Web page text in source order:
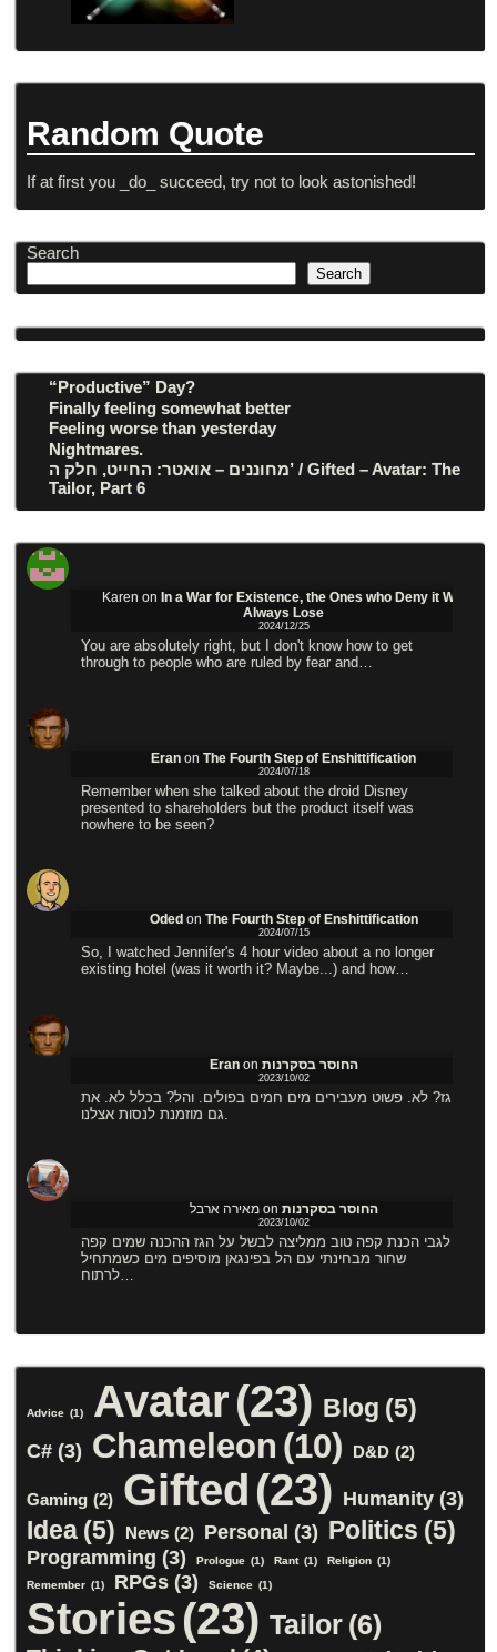
Random Quote
If at first you _do_ succeed, try not to look astonished!
Search
Search
“Productive” Day?
Finally feeling somewhat better
Feeling worse than yesterday
Nightmares.
מחוננים – אואטר: החייט, חלק ה’ / Gifted – Avatar: The
Tailor, Part 6
Karen on In a War for Existence, the Ones who Deny it Will
Always Lose
2024/12/25
You are absolutely right, but I don't know how to get
through to people who are ruled by fear and…
Eran onThe Fourth Step of Enshittification
2024/07/18
Remember when she talked about the droid Disney
presented to shareholders but the product itself was
nowhere to be seen?
Oded on The Fourth Step of Enshittification
2024/07/15
So, I watched Jennifer's 4 hour video about a no longer
existing hotel (was it worth it? Maybe...) and how…
Eranon החוסר בסקרנות
2023/10/02
גז? לא. פשוט מעבירים מים חמים בפולים. והל? בכלל לא. את
מאירה ארבלon החוסר בסקרנות
2023/10/02
לגבי הכנת קפה טוב ממליצה לבשל על הגז ההכנה שמים קפה
שחור מבחינתי עם הל בפינגאן מוסיפים מים כשמתחיל
לרתוח…
Advice (1) Avatar(23) Blog (5)
C# (3) Chameleon (10) D&D (2)
Gaming (2) Gifted (23) Humanity (3)
Idea (5) News (2) Personal (3) Politics (5)
Programming (3) Prologue (1) Rant (1) Religion (1)
Remember (1) RPGs (3) Science (1)
Stories(23) Tailor (6)